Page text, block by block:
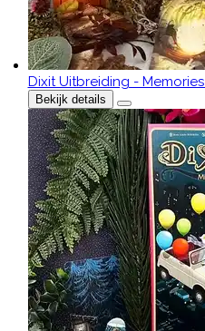
Dixit Uitbreiding - Memories
Bekijk details